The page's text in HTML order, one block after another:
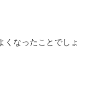
くなったことでしょ